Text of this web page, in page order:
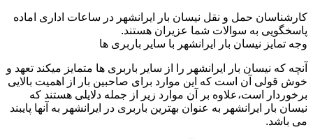
کارشناسان حمل و نقل نیسان بار ایرانشهر در ساعات اداری اماده
پاسخگویی به سوالات شما عزیران هستند.
وجه تمایز نیسان بار ایرانشهر با سایر باربری ها
آنچه که نیسان بار ایرانشهر را از سایر باربری ها متمایز میکند تعهد و
خوش قولی آن است که این موارد برای صاحبین بار از اهمیت بالایی
برخوردار است،علاوه بر آن موارد زیر از جمله دلایلی هستند که
نیسان بار ایرانشهر به عنوان بهترین باربری در ایرانشهر به آنها پایبند
می باشد.